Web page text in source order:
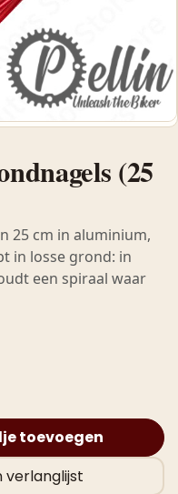
(25
25 cm in aluminium,
in losse grond: in
een spiraal waar
toevoegen
verlanglijst